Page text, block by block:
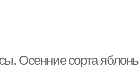
Осенние сорта яблонь